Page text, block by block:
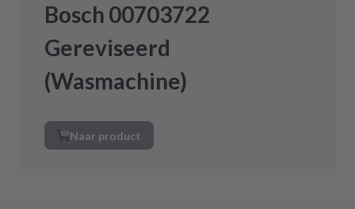
Bosch 00703722
Gereviseerd
(Wasmachine)
Naar product